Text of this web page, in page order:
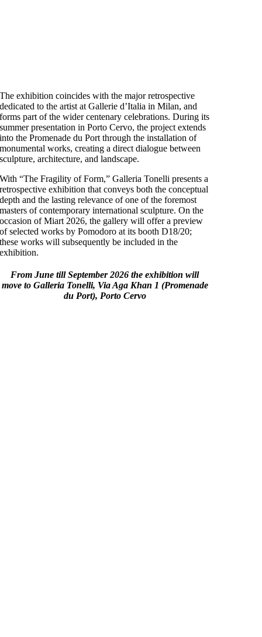
The exhibition coincides with the major retrospective
dedicated to the artist at Gallerie d’Italia in Milan, and
forms part of the wider centenary celebrations. During its
summer presentation in Porto Cervo, the project extends
into the Promenade du Port through the installation of
monumental works, creating a direct dialogue between
sculpture, architecture, and landscape.
With “The Fragility of Form,” Galleria Tonelli presents a
retrospective exhibition that conveys both the conceptual
depth and the lasting relevance of one of the foremost
masters of contemporary international sculpture. On the
occasion of Miart 2026, the gallery will offer a preview
of selected works by Pomodoro at its booth D18/20;
these works will subsequently be included in the
exhibition.
From June till September 2026 the exhibition will
move to Galleria Tonelli, Via Aga Khan 1 (Promenade
du Port), Porto Cervo